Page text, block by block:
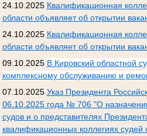
24.10.2025 Квалификационная
области объявляет об открытии
24.10.2025 Квалификационная
области объявляет об открытии
09.10.2025 В Кировский областной
комплексному обслуживанию и
07.10.2025 Указ Президента
06.10.2025 года № 706 "О
судов и о представителях
квалификационных коллегиях судей